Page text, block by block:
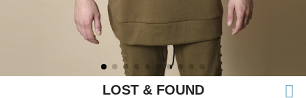
LOST & FOUND